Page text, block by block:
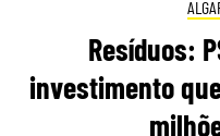
Resíduos:
investimento